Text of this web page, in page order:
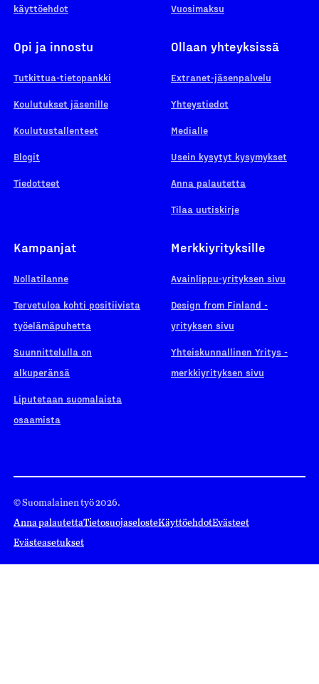
käyttöehdot
Vuosimaksu
Opi ja innostu
Tutkittua-tietopankki
Koulutukset jäsenille
Koulutustallenteet
Blogit
Tiedotteet
Ollaan yhteyksissä
Extranet-jäsenpalvelu
Yhteystiedot
Medialle
Usein kysytyt kysymykset
Anna palautetta
Tilaa uutiskirje
Kampanjat
Nollatilanne
Tervetuloa kohti positiivista
työelämäpuhetta
Suunnittelulla on
alkuperänsä
Liputetaan suomalaista
osaamista
Merkkiyrityksille
Avainlippu-yrityksen sivu
Design from Finland -
yrityksen sivu
Yhteiskunnallinen Yritys -
merkkiyrityksen sivu
© Suomalainen työ 2026.
Anna palautettaTietosuojaselosteKäyttöehdotEvästeet
Evästeasetukset